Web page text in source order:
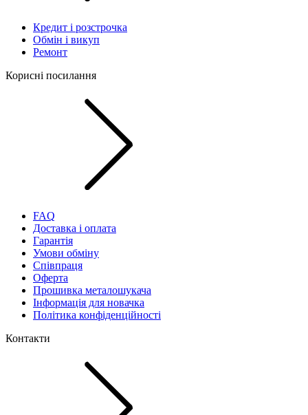
Кредит і розстрочка
Обмін і викуп
Ремонт
Корисні посилання
FAQ
Доставка і оплата
Гарантія
Умови обміну
Співпраця
Оферта
Прошивка металошукача
Інформація для новачка
Політика конфіденційності
Контакти